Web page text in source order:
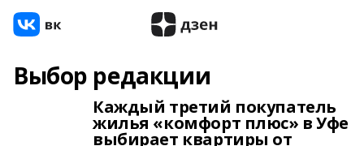
Выбор редакции
Каждый третий покупатель
жилья «комфорт плюс» в Уфе
выбирает квартиры от